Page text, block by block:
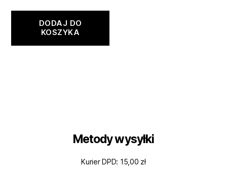
DODAJ DO
KOSZYKA
Metody wysyłki
Kurier DPD: 15,00 zł